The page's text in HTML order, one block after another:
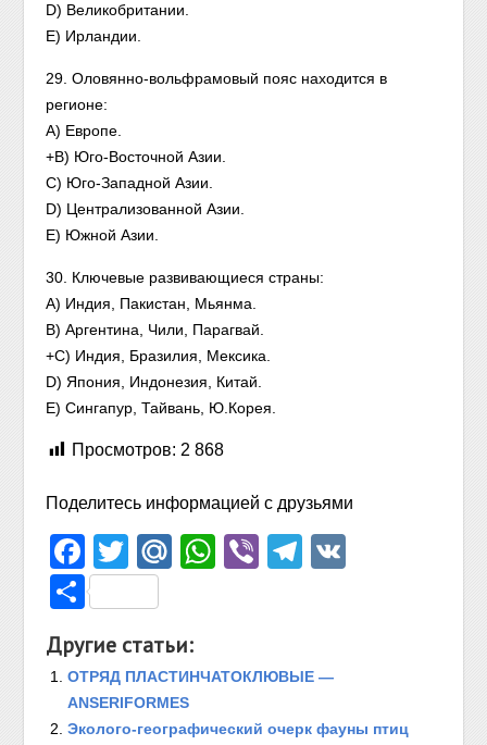
D) Великобритании.
E) Ирландии.
29. Оловянно-вольфрамовый пояс находится в
регионе:
А) Европе.
+B) Юго-Восточной Азии.
C) Юго-Западной Азии.
D) Централизованной Азии.
E) Южной Азии.
30. Ключевые развивающиеся страны:
A) Индия, Пакистан, Мьянма.
B) Аргентина, Чили, Парагвай.
+C) Индия, Бразилия, Мексика.
D) Япония, Индонезия, Китай.
E) Сингапур, Тайвань, Ю.Корея.
Просмотров: 2 868
Поделитесь информацией с друзьями
Facebook
TwitterMail.Ru
WhatsApp
ViberTelegram
Отправить
Другие статьи:
ОТРЯД ПЛАСТИНЧАТОКЛЮВЫЕ —
ANSERIFORMES
Эколого-географический очерк фауны птиц